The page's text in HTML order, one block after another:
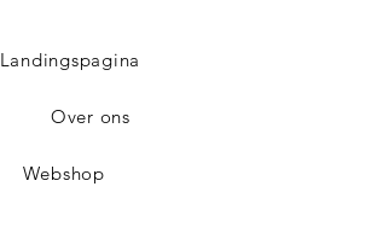
Landingspagina
Over ons
Webshop